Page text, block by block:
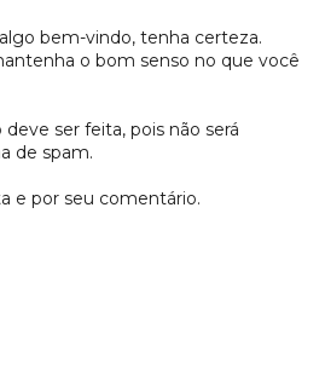
bem-vindo, tenha certeza.
o bom senso no que você
ser feita, pois não será
de spam.
e por seu comentário.